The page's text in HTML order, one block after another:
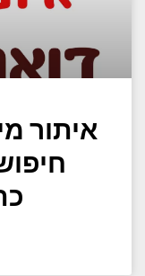
איתור